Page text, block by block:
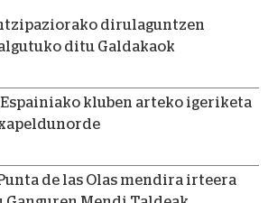
dirulaguntzen
ditu Galdakaok
Espainiako kluben arteko igeriketa
de las Olas mendira irteera